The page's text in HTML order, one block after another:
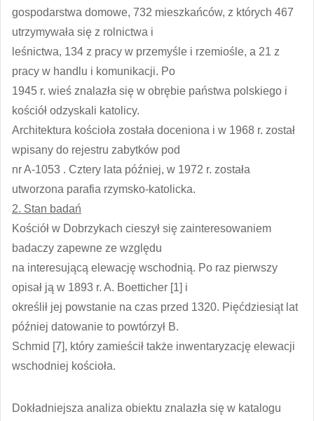
gospodarstwa domowe, 732 mieszkańców, z których 467
utrzymywała się z rolnictwa i
leśnictwa, 134 z pracy w przemyśle i rzemiośle, a 21 z
pracy w handlu i komunikacji. Po
1945 r. wieś znalazła się w obrębie państwa polskiego i
kościół odzyskali katolicy.
Architektura kościoła została doceniona i w 1968 r. został
wpisany do rejestru zabytków pod
nr A-1053 . Cztery lata później, w 1972 r. została
utworzona parafia rzymsko-katolicka.
2. Stan badań
Kościół w Dobrzykach cieszył się zainteresowaniem
badaczy zapewne ze względu
na interesującą elewację wschodnią. Po raz pierwszy
opisał ją w 1893 r. A. Boetticher [1] i
określił jej powstanie na czas przed 1320. Pięćdziesiąt lat
później datowanie to powtórzył B.
Schmid [7], który zamieścił także inwentaryzację elewacji
wschodniej kościoła.
Dokładniejsza analiza obiektu znalazła się w katalogu